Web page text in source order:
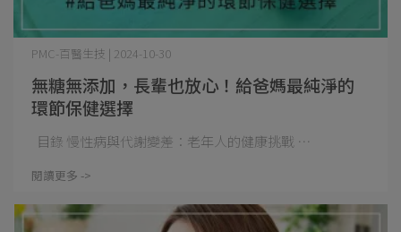
無糖無添加，長輩也放心！給爸媽最純淨的
環節保健選擇
PMC-百醫生技 | 2024-10-30
目錄 慢性病與代謝變差：老年人的健康挑戰 ⋯
閱讀更多 ->